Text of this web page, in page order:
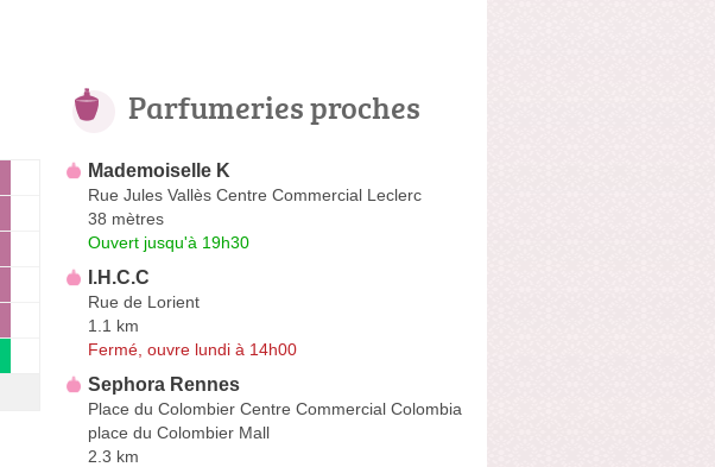
Parfumeries proches
Mademoiselle K
Rue Jules Vallès Centre Commercial Leclerc
38 mètres
Ouvert jusqu'à 19h30
I.H.C.C
Rue de Lorient
1.1 km
Fermé, ouvre lundi à 14h00
Sephora Rennes
Place du Colombier Centre Commercial Colombia
place du Colombier Mall
2.3 km